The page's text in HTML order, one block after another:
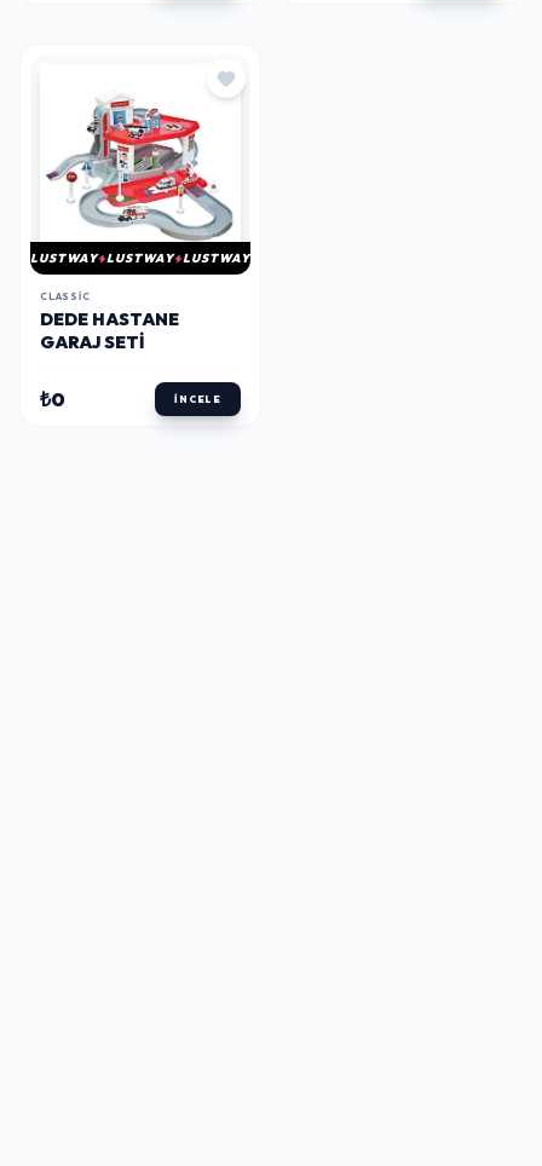
LUSTWAY LUSTWAY LUSTWAY
CLASSIC
DEDE HASTANE
GARAJ SETI
₺0 İNCELE